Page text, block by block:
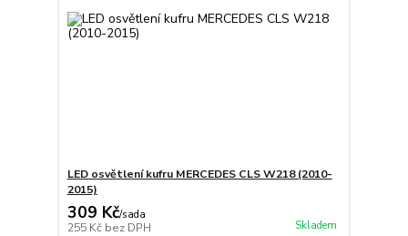
LED osvětlení kufru MERCEDES CLS W218 (2010-
2015)
309 Kč/sada
255 Kč bez DPH Skladem